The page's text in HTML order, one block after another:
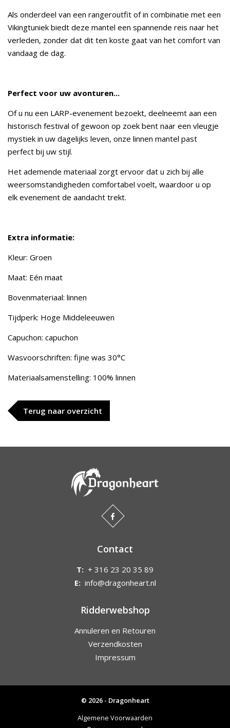
Als onderdeel van een rangeroutfit of in combinatie met een
Vikingtuniek biedt deze mantel een spannende reis naar het
verleden, zonder dat dit ten koste gaat van het comfort van
vandaag de dag.
Perfect voor uw avonturen...
Of u nu een LARP-evenement bezoekt, deelneemt aan een
historisch festival of gewoon op zoek bent naar een vleugje
mystiek in uw dagelijks leven, onze linnen mantel past
perfect bij uw stijl.
Het ademende materiaal zorgt ervoor dat u zich bij alle
weersomstandigheden comfortabel voelt, waardoor u op
elk evenement de aandacht trekt.
Extra informatie:
Kleur: Groen
Maat: Eén maat
Bovenmateriaal: linnen
Tijdperk: Hoge Middeleeuwen
Capuchon: capuchon
Wasvoorschriften: fijne was 30°C
Materiaalsamenstelling: 100% linnen
Terug naar overzicht
Contact
T: + 316 23 20 35 89
E: info@dragonheart.nl
Ridderwebshop
Annuleren en Retouren
Verzendkosten
Impressum
© 2026 - Dragonheart
Algemene Voorwaarden